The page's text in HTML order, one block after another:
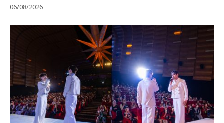
06/08/2026